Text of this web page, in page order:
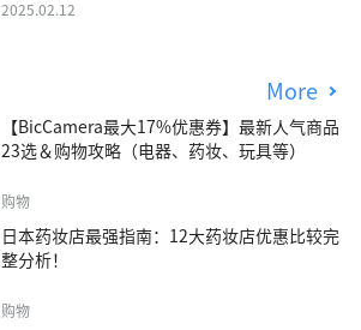
2025.02.12
More
【BicCamera最大17%优惠券】最新人气商品
23选＆购物攻略（电器、药妆、玩具等）
购物
日本药妆店最强指南：12大药妆店优惠比较完
整分析！
购物